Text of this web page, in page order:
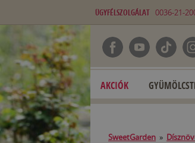
ÜGYFÉLSZOLGÁLAT 0036-21-
AKCIÓK
SweetGarden »